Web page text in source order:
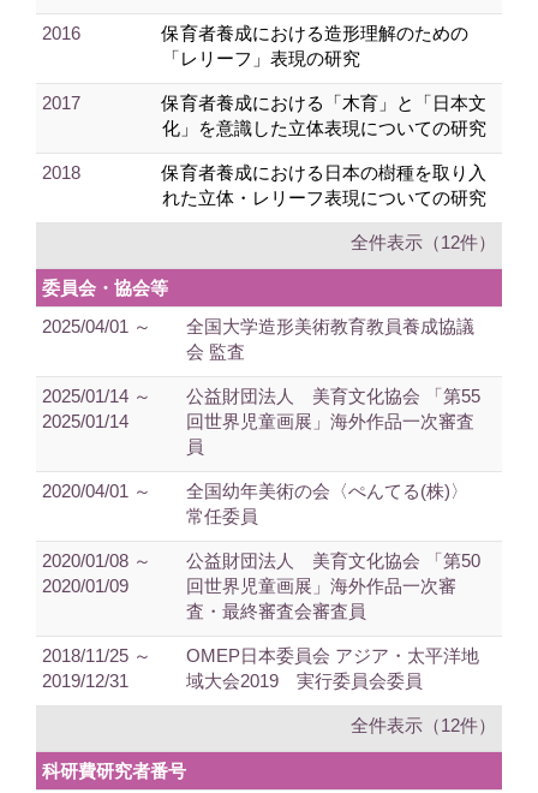
2016
保育者養成における造形理解のための
「レリーフ」表現の研究
2017
保育者養成における「木育」と「日本文
化」を意識した立体表現についての研究
2018
保育者養成における日本の樹種を取り入
れた立体・レリーフ表現についての研究
全件表示（12件）
委員会・協会等
2025/04/01 ～
全国大学造形美術教育教員養成協議
会 監査
2025/01/14 ～
2025/01/14
公益財団法人 美育文化協会 「第55
回世界児童画展」海外作品一次審査
員
2020/04/01 ～
全国幼年美術の会〈ぺんてる(株)〉
常任委員
2020/01/08 ～
2020/01/09
公益財団法人 美育文化協会 「第50
回世界児童画展」海外作品一次審
査・最終審査会審査員
2018/11/25 ～
2019/12/31
OMEP日本委員会 アジア・太平洋地
域大会2019 実行委員会委員
全件表示（12件）
科研費研究者番号